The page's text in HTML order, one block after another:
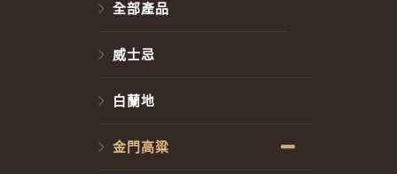
全部產品
威士忌
白蘭地
金門高粱